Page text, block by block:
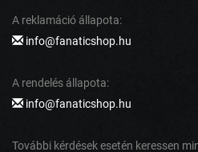
A reklamáció állapota:
info@fanaticshop.hu
A rendelés állapota:
info@fanaticshop.hu
További kérdések esetén keressen